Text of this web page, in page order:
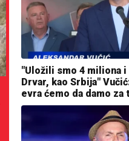
"Uložili smo 4 miliona i
Drvar, kao Srbija"
evra ćemo da damo